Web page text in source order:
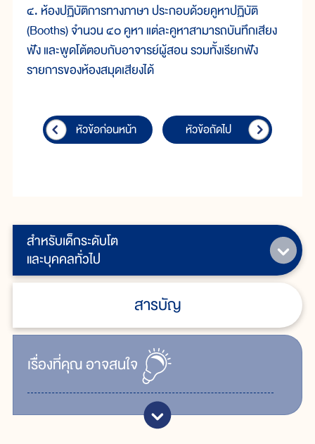
สำหรับเด็กระดับโต
และบุคคลทั่วไป
สารบัญ
เรื่ิองที่คุณอาจสนใจ
๔. ห้องปฏิบัติการทางภาษา ประกอบด้วยคูหาปฏิบัติ
(Booths) จำนวน ๔๐ คูหา แต่ละคูหาสามารถบันทึกเสียง
ฟัง และพูดโต้ตอบกับอาจารย์ผู้สอน รวมทั้งเรียกฟัง
รายการของห้องสมุดเสียงได้
หัวข้อก่อนหน้า หัวข้อถัดไป